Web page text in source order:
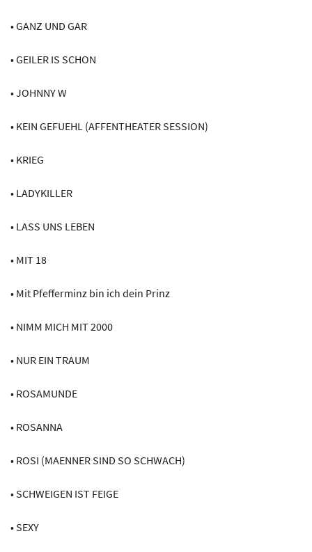
• GANZ UND GAR
• GEILER IS SCHON
• JOHNNY W
• KEIN GEFUEHL (AFFENTHEATER SESSION)
• KRIEG
• LADYKILLER
• LASS UNS LEBEN
• MIT 18
• Mit Pfefferminz bin ich dein Prinz
• NIMM MICH MIT 2000
• NUR EIN TRAUM
• ROSAMUNDE
• ROSANNA
• ROSI (MAENNER SIND SO SCHWACH)
• SCHWEIGEN IST FEIGE
• SEXY